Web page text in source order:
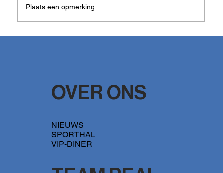
Plaats een opmerking...
OVER ONS
NIEUWS
SPORTHAL
VIP-DINER